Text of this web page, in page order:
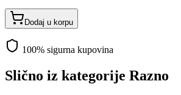
Dodaj u korpu
100% sigurna kupovina
Slično iz kategorije Razno